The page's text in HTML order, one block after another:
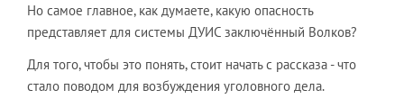
Но самое главное, как думаете, какую опасность
представляет для системы ДУИС заключённый Волков?
Для того, чтобы это понять, стоит начать с рассказа - что
стало поводом для возбуждения уголовного дела.